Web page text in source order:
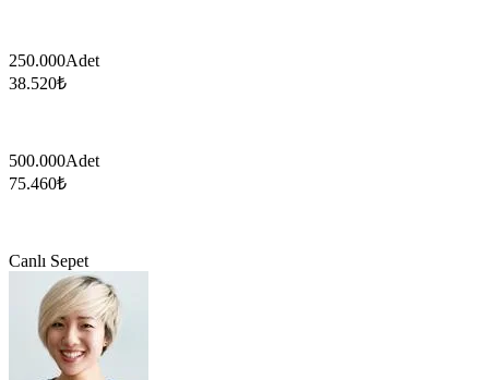
250.000Adet
38.520₺
500.000Adet
75.460₺
Canlı Sepet